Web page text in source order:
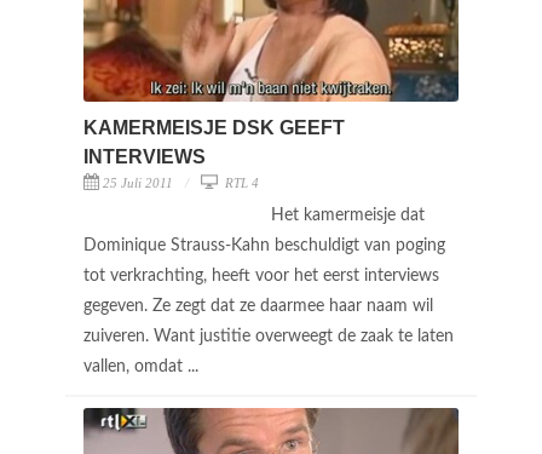
KAMERMEISJE DSK GEEFT
INTERVIEWS
25 Juli 2011 RTL 4
Het kamermeisje dat
Dominique Strauss-Kahn beschuldigt van poging
tot verkrachting, heeft voor het eerst interviews
gegeven. Ze zegt dat ze daarmee haar naam wil
zuiveren. Want justitie overweegt de zaak te laten
vallen, omdat ...